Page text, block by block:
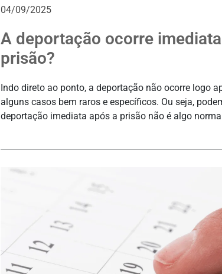
04/09/2025
A deportação ocorre
prisão?
Indo direto ao ponto, a deportação não ocorre logo
alguns casos bem raros e específicos. Ou seja,
deportação imediata após a prisão não é algo